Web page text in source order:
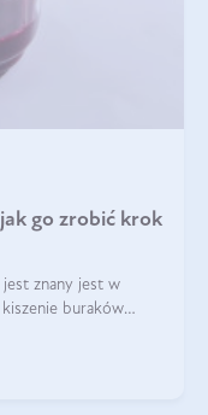
go zrobić krok
znany jest w
buraków